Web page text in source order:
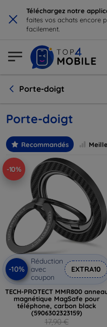
× Téléchargez notre
faites vos achats encore
facilement.
Porte-doigt
Porte-doigt
Recommandés
-10%
-10%
Réduction
avec
coupon
EXTRA10
TECH-PROTECT MMR800
magnétique MagSafe pour
téléphone, carbon black
(5906302323159)
17,90 €